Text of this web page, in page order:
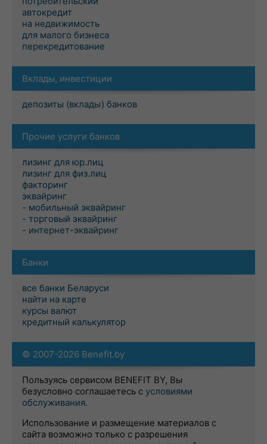
автокредит
на недвижимость
для малого бизнеса
перекредитование
Вклады, инвестиции
депозиты (вклады) банков
Прочие услуги банков
лизинг для юр.лиц
лизинг для физ.лиц
факторинг
эквайринг
- мобильный эквайринг
- торговый эквайринг
- интернет-эквайринг
Банки
все банки Беларуси
найти на карте
курсы валют
кредитный калькулятор
© 2007-2026 Benefit.by
Пользуясь сервисом BENEFIT BY, Вы
безусловно соглашаетесь с условиями
обслуживания.
Использование и размещение материалов с
сайта возможно только с разрешения